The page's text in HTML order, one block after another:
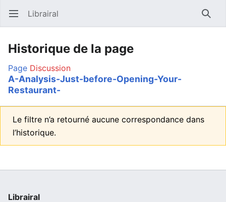
Ouvrir le menu principal Librairal
Historique de la page
Page Discussion
A-Analysis-Just-before-Opening-Your-
Restaurant-
Le filtre n’a retourné aucune correspondance dans
l’historique.
Librairal